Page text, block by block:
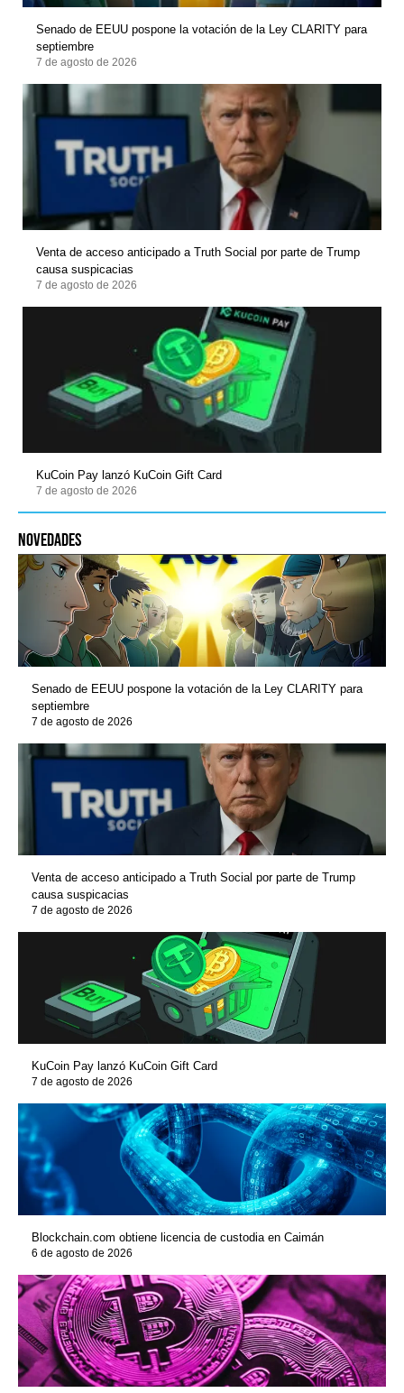
Senado de EEUU pospone la votación de la Ley CLARITY para
septiembre
7 de agosto de 2026
Venta de acceso anticipado a Truth Social por parte de Trump
causa suspicacias
7 de agosto de 2026
KuCoin Pay lanzó KuCoin Gift Card
7 de agosto de 2026
novedades
Senado de EEUU pospone la votación de la Ley CLARITY para
septiembre
7 de agosto de 2026
Venta de acceso anticipado a Truth Social por parte de Trump
causa suspicacias
7 de agosto de 2026
KuCoin Pay lanzó KuCoin Gift Card
7 de agosto de 2026
Blockchain.com obtiene licencia de custodia en Caimán
6 de agosto de 2026